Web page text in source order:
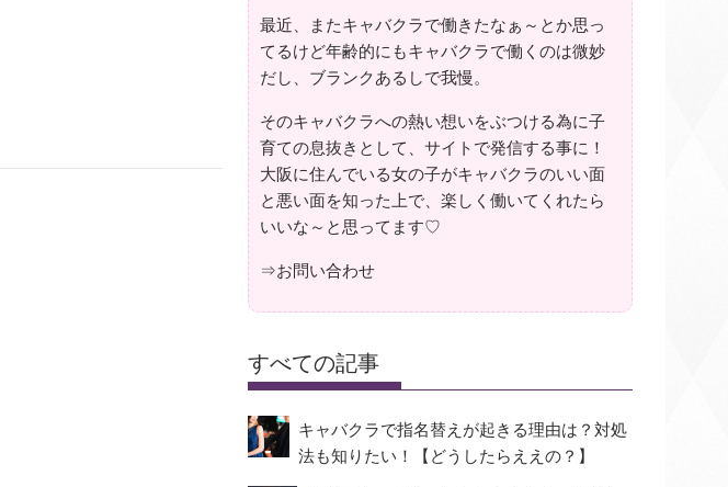
最近、またキャバクラで働きたなぁ～とか思っ
てるけど年齢的にもキャバクラで働くのは微妙
だし、ブランクあるしで我慢。
そのキャバクラへの熱い想いをぶつける為に子
育ての息抜きとして、サイトで発信する事に！
大阪に住んでいる女の子がキャバクラのいい面
と悪い面を知った上で、楽しく働いてくれたら
いいな～と思ってます♡
⇒お問い合わせ
すべての記事
キャバクラで指名替えが起きる理由は？対処
法も知りたい！【どうしたらええの？】